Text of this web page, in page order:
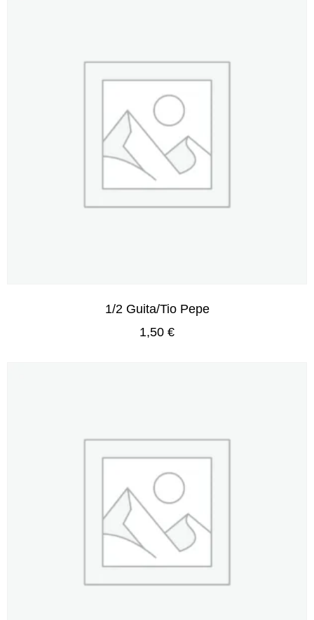
1/2 Guita/Tio Pepe
1,50 €